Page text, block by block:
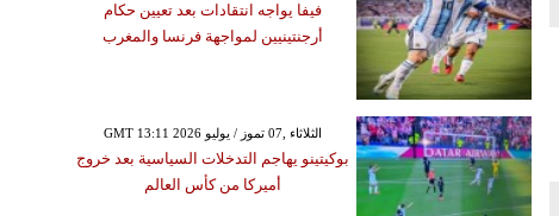
فيفا يواجه انتقادات بعد تعيين حكام
أرجنتينيين لمواجهة فرنسا والمغرب
GMT 13:11 2026 الثلاثاء ,07 تموز / يوليو
بوكيتينو يهاجم التدخلات السياسية بعد خروج
أميركا من كأس العالم